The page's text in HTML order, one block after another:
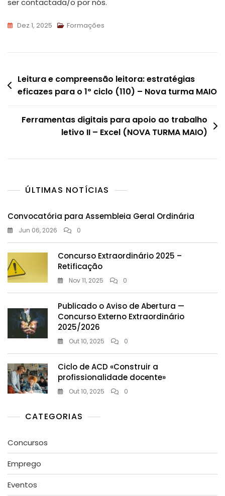
ser contactada/o por nós.
Dez 1, 2025 Formações
Navegação
de
Leitura e compreensão leitora: estratégias
eficazes para o 1º ciclo (110) – Nova turma MAIO
Ferramentas digitais para apoio ao trabalho
letivo II – Excel (NOVA TURMA MAIO)
ÚLTIMAS NOTÍCIAS
Convocatória para Assembleia Geral Ordinária
Jun 06, 2026 0
Concurso Extraordinário 2025 –
Retificação
Nov 11, 2025 0
Publicado o Aviso de Abertura —
Concurso Externo Extraordinário
2025/2026
Out 10, 2025 0
Ciclo de ACD «Construir a
profissionalidade docente»
Out 10, 2025 0
CATEGORIAS
Concursos
Emprego
Eventos